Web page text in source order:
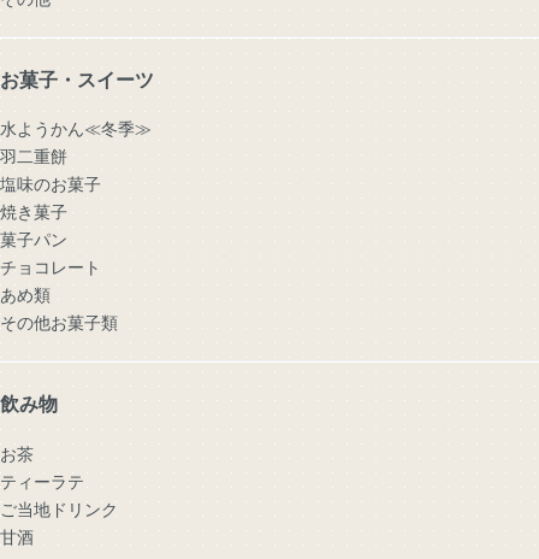
お菓子・スイーツ
水ようかん≪冬季≫
羽二重餅
塩味のお菓子
焼き菓子
菓子パン
チョコレート
あめ類
その他お菓子類
飲み物
お茶
ティーラテ
ご当地ドリンク
甘酒